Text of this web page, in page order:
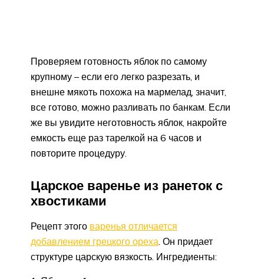
Проверяем готовность яблок по самому
крупному – если его легко разрезать, и
внешне мякоть похожа на мармелад, значит,
все готово, можно разливать по банкам. Если
же вы увидите неготовность яблок, накройте
емкость еще раз тарелкой на 6 часов и
повторите процедуру.
Царское варенье из ранеток с
хвостиками
Рецепт этого варенья отличается
добавлением грецкого ореха . Он придает
структуре царскую вязкость. Ингредиенты: